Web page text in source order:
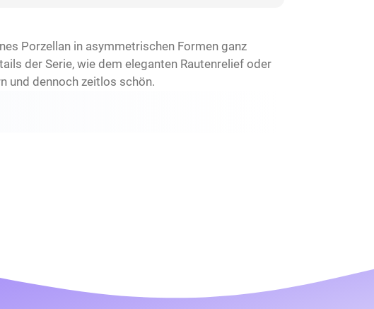
Porzellan in asymmetrischen Formen ganz
der Serie, wie dem eleganten Rautenrelief oder
und dennoch zeitlos schön.